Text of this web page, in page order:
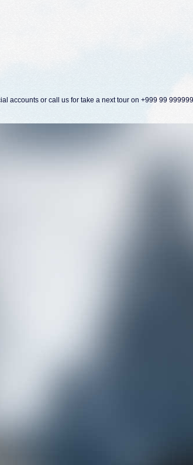
accounts or call us for take a next tour on +999 99 999999